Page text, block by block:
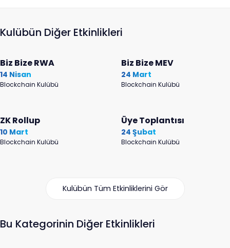
Kulübün Diğer Etkinlikleri
Biz Bize RWA
14 Nisan
Blockchain Kulübü
Biz Bize MEV
24 Mart
Blockchain Kulübü
ZK Rollup
10 Mart
Blockchain Kulübü
Üye Toplantısı
24 Şubat
Blockchain Kulübü
Kulübün Tüm Etkinliklerini Gör
Bu Kategorinin Diğer Etkinlikleri